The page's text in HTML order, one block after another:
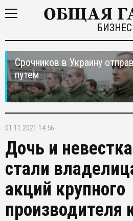
БИЗНЕС
Срочников в Украину
путем
01.11.2021 14:56
Дочь и
стали
акций крупного
производителя